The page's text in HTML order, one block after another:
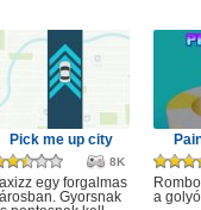
Pick me up city
8K
egy forgalmas
Gyorsnak
a